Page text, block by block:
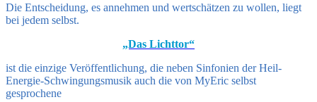
Die Entscheidung, es annehmen und wertschätzen zu wollen, liegt
bei jedem selbst.
„Das Lichttor“
ist die einzige Veröffentlichung, die neben Sinfonien der Heil-
Energie-Schwingungsmusik auch die von MyEric selbst
gesprochene